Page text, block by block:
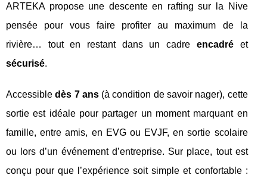
ARTEKA propose une descente en rafting sur la Nive
pensée pour vous faire profiter au maximum de la
rivière… tout en restant dans un cadre encadréet
sécurisé.
Accessibledès 7 ans(à condition de savoir nager), cette
sortie est idéale pour partager un moment marquant en
famille, entre amis, en EVG ou EVJF, en sortie scolaire
ou lors d’un événement d’entreprise. Sur place, tout est
conçu pour que l’expérience soit simple et confortable :